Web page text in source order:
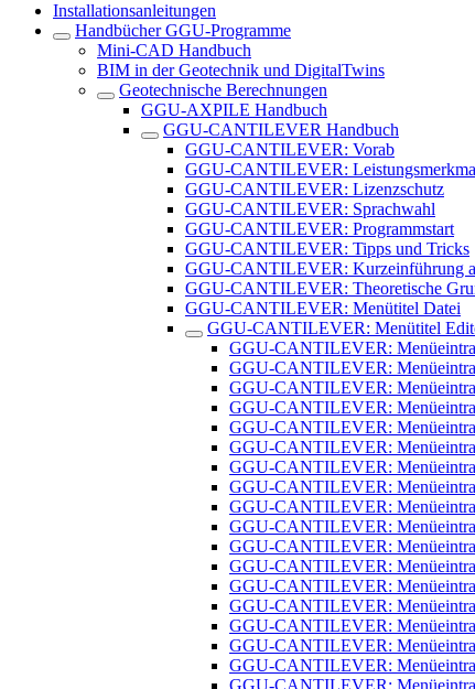
Installationsanleitungen
Handbücher GGU-Programme
Mini-CAD Handbuch
BIM in der Geotechnik und DigitalTwins
Geotechnische Berechnungen
GGU-AXPILE Handbuch
GGU-CANTILEVER Handbuch
GGU-CANTILEVER: Vorab
GGU-CANTILEVER:
GGU-CANTILEVER: Lizenzschutz
GGU-CANTILEVER: Sprachwahl
GGU-CANTILEVER: Programmstart
GGU-CANTILEVER: Tipps und Tricks
GGU-CANTILEVER: Kurzeinführung
GGU-CANTILEVER: Theoretische
GGU-CANTILEVER: Menütitel Datei
GGU-CANTILEVER: Menütitel
GGU-CANTILEVER:
GGU-CANTILEVER:
GGU-CANTILEVER:
GGU-CANTILEVER:
GGU-CANTILEVER:
GGU-CANTILEVER:
GGU-CANTILEVER:
GGU-CANTILEVER:
GGU-CANTILEVER:
GGU-CANTILEVER:
GGU-CANTILEVER:
GGU-CANTILEVER:
GGU-CANTILEVER:
GGU-CANTILEVER:
GGU-CANTILEVER:
GGU-CANTILEVER:
GGU-CANTILEVER:
GGU-CANTILEVER: